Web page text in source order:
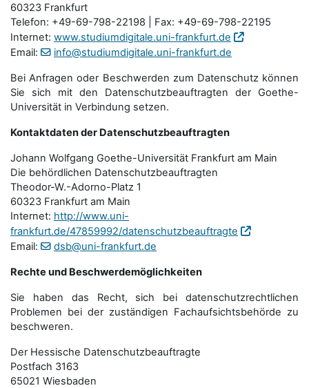
60323 Frankfurt
Telefon: +49-69-798-22198 | Fax: +49-69-798-22195
Internet: www.studiumdigitale.uni-frankfurt.de
Email:
info@studiumdigitale.uni-frankfurt.de
Bei Anfragen oder Beschwerden zum Datenschutz können
Sie sich mit den Datenschutz­beauftragten der Goethe-
Universität in Verbindung setzen.
Kontaktdaten der Datenschutzbeauftragten
Johann Wolfgang Goethe-Universität Frankfurt am Main
Die behördlichen Datenschutzbeauftragten
Theodor-W.-Adorno-Platz 1
60323 Frankfurt am Main
Internet: http://www.uni-
frankfurt.de/47859992/datenschutzbeauftragte
Email:
dsb@uni-frankfurt.de
Rechte und Beschwerdemöglichkeiten
Sie haben das Recht, sich bei datenschutzrechtlichen
Problemen bei der zuständigen Fachauf­sichts­behörde zu
beschweren.
Der Hessische Datenschutzbeauftragte
Postfach 3163
65021 Wiesbaden